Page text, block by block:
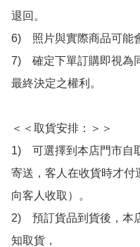
退回。
6)　照片與實際商品可能
7)　確定下單訂購即視為
最終決定之權利。
＜＜取貨安排：＞＞
1)　可選擇到本店門市自
寄送，客人在收貨時才付
向客人收取）。
2)　預訂貨品到貨後，本
知取貨，